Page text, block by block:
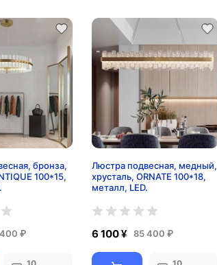
бронза,
100*15,
₽
10
Люстра подвесная, медный,
хрусталь, ORNATE 100*18,
металл, LED.
6 100 ¥ 85 400 ₽
10